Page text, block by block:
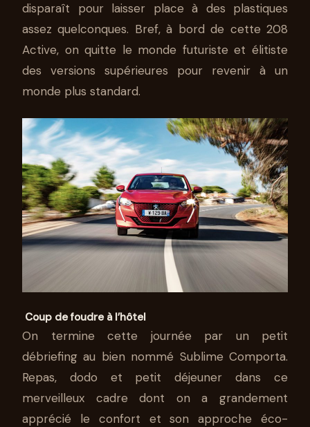
disparaît pour laisser place à des plastiques
assez quelconques. Bref, à bord de cette 208
Active, on quitte le monde futuriste et élitiste
des versions supérieures pour revenir à un
monde plus standard.
Coup de foudre à l’hôtel
On termine cette journée par un petit
débriefing au bien nommé Sublime Comporta.
Repas, dodo et petit déjeuner dans ce
merveilleux cadre dont on a grandement
apprécié le confort et son approche éco-